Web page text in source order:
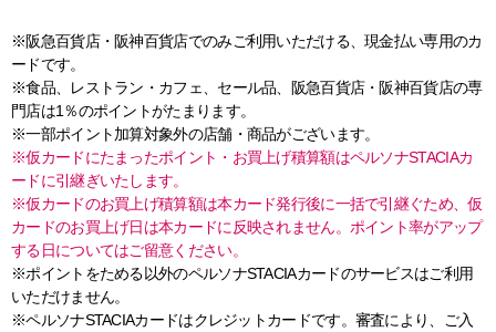
※阪急百貨店・阪神百貨店でのみご利用いただける、現金払い専用のカ
ードです。
※食品、レストラン・カフェ、セール品、阪急百貨店・阪神百貨店の専
門店は1％のポイントがたまります。
※一部ポイント加算対象外の店舗・商品がございます。
※仮カードにたまったポイント・お買上げ積算額はペルソナSTACIAカ
ードに引継ぎいたします。
※仮カードのお買上げ積算額は本カード発行後に一括で引継ぐため、仮
カードのお買上げ日は本カードに反映されません。ポイント率がアップ
する日についてはご留意ください。
※ポイントをためる以外のペルソナSTACIAカードのサービスはご利用
いただけません。
※ペルソナSTACIAカードはクレジットカードです。審査により、ご入